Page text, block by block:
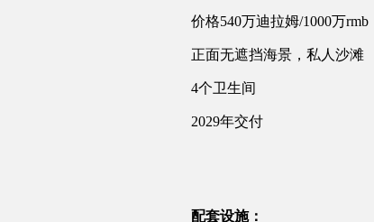
价格540万迪拉姆/1000万rmb
正面无遮挡海景，私人沙滩
4个卫生间
2029年交付
配套设施：